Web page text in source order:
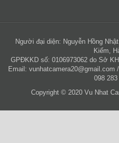
Người đại diện: Nguyễn Hồng
Kiếm,
GPĐKKD số: 0106973062 do Sở
Email: vunhatcamera20@gmail.com /
098 283
Copyright © 2020 Vu Nhat